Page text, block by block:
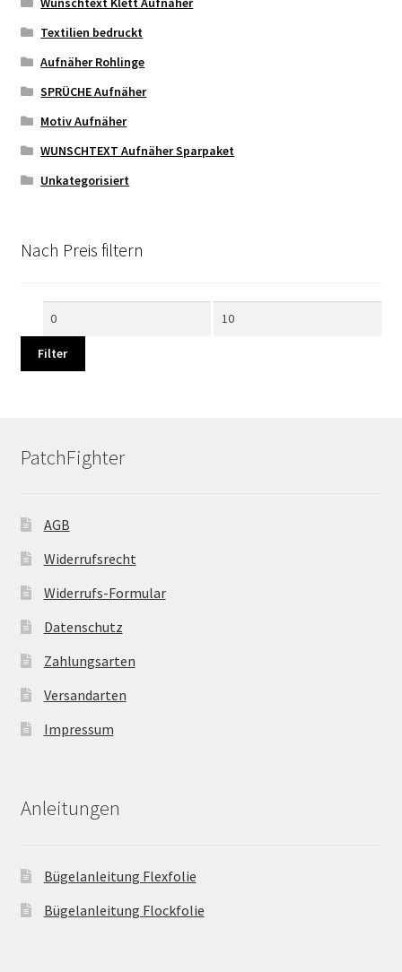
Textilien bedruckt
Aufnäher Rohlinge
SPRÜCHE Aufnäher
Motiv Aufnäher
WUNSCHTEXT Aufnäher Sparpaket
Unkategorisiert
Nach Preis filtern
Min.
Max.
Filter
PatchFighter
AGB
Widerrufsrecht
Widerrufs-Formular
Datenschutz
Zahlungsarten
Versandarten
Impressum
Anleitungen
Bügelanleitung Flexfolie
Bügelanleitung Flockfolie